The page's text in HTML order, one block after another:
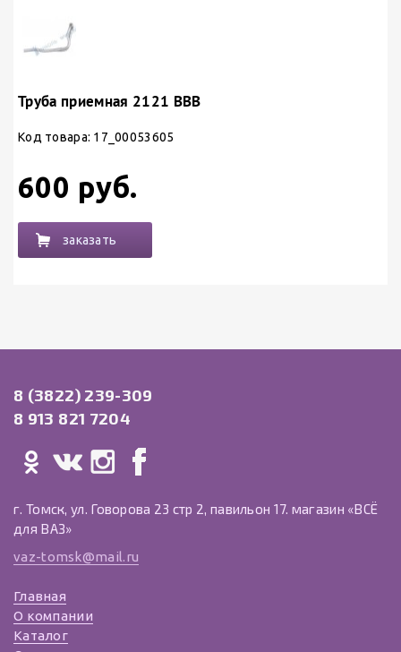
Труба приемная 2121 ВВВ
Код товара: 17_00053605
600 руб.
заказать
8 (3822) 239-309
8 913 821 7204
г. Томск, ул. Говорова 23 стр 2, павильон 17. магазин «ВСЁ
для ВАЗ»
vaz-tomsk@mail.ru
Главная
О компании
Каталог